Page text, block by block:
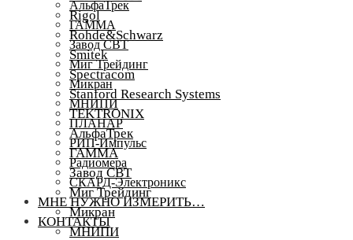
АльфаТрек
ГАММА
Завод СВТ
Миг Трейдинг
Микран
МНИПИ
ПЛАНАР
РИП-Импульс
Радиомера
СКАРД-Электроникс
МНЕ НУЖНО ИЗМЕРИТЬ…
КОНТАКТЫ
Rigol
Rohde&Schwarz
Smitek
Spectracom
Stanford Research Systems
TEKTRONIX
АльфаТрек
ГАММА
Завод СВТ
Миг Трейдинг
Микран
МНИПИ